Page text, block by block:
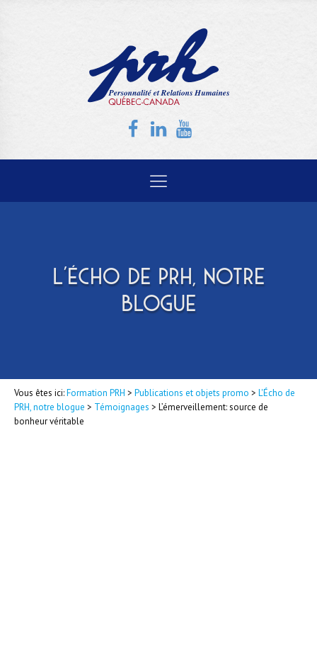
L'ÉCHO DE PRH, NOTRE
BLOGUE
Vous êtes ici:Formation PRH > Publications et objets promo > L'Écho de
PRH, notre blogue > Témoignages > L’émerveillement: source de
bonheur véritable